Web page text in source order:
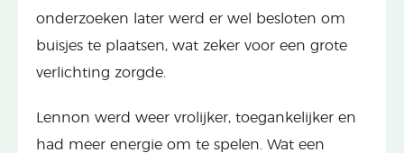
onderzoeken later werd er wel besloten om
buisjes te plaatsen, wat zeker voor een grote
verlichting zorgde.
Lennon werd weer vrolijker, toegankelijker en
had meer energie om te spelen. Wat een